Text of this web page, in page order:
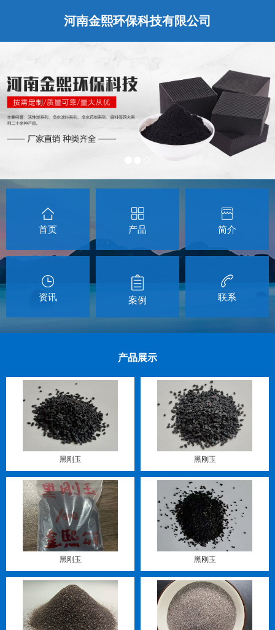
河南金熙环保科技有限公司
首页 产品 简介
资讯 案例 联系
产品展示
黑刚玉 黑刚玉
黑刚玉 黑刚玉